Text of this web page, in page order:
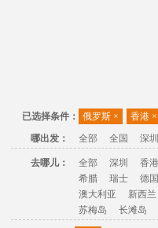
已选择条件： 俄罗斯 × 香港 ×
哪出发：
全部 全国 深圳
去哪儿： 全部 深圳 香港
希腊
瑞士 德国
澳大利亚
新西兰
苏梅岛
长滩岛